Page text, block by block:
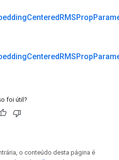
CenteredRMSProp
CenteredRMSProp
foi útil?
o conteúdo desta página é